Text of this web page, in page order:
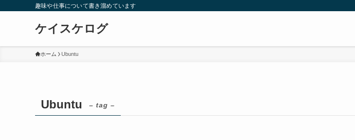
趣味や仕事について書き溜めています
ケイスケログ
ホーム Ubuntu
Ubuntu – tag –